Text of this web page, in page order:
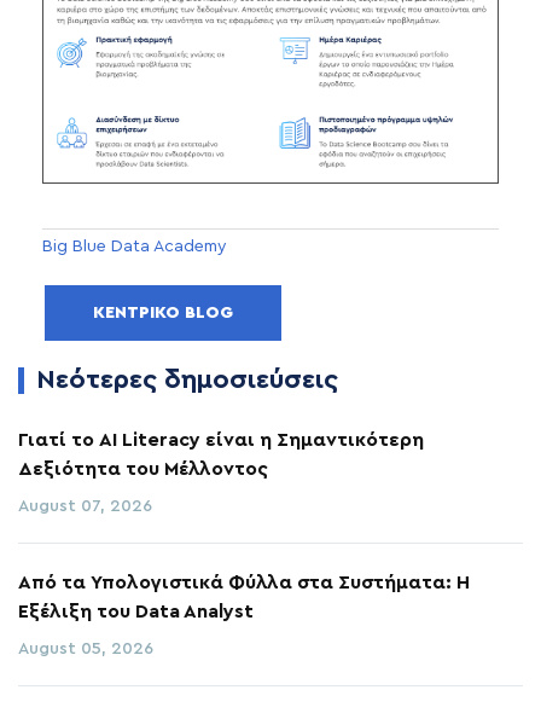
Big Blue Data Academy
ΚΕΝΤΡΙΚΌ BLOG
Νεότερες δημοσιεύσεις
Γιατί το AI Literacy είναι η Σημαντικότερη
Δεξιότητα του Μέλλοντος
August 07, 2026
Από τα Υπολογιστικά Φύλλα στα Συστήματα: Η
Εξέλιξη του Data Analyst
August 05, 2026